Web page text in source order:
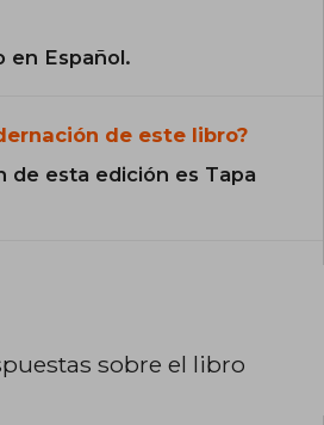
en Español.
de este libro?
de esta edición es Tapa
sobre el libro